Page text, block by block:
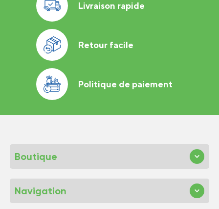
Livraison rapide
Retour facile
Politique de paiement
Boutique
Navigation